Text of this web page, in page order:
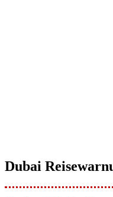
Dubai